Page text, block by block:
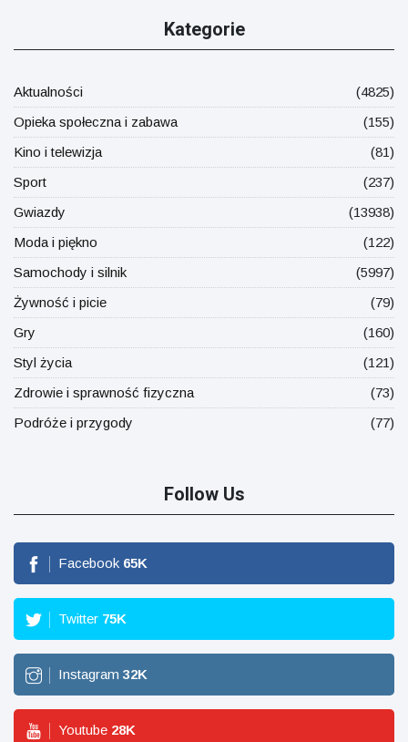
Kategorie
Aktualności
(4825)
Opieka społeczna i zabawa
(155)
Kino i telewizja
(81)
Sport
(237)
Gwiazdy
(13938)
Moda i piękno
(122)
Samochody i silnik
(5997)
Żywność i picie
(79)
Gry
(160)
Styl życia
(121)
Zdrowie i sprawność fizyczna
(73)
Podróże i przygody
(77)
Follow Us
Facebook 65K
Twitter 75K
Instagram 32K
Youtube 28K